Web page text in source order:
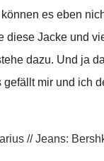
es eben
diese Jacke und
dazu. Und ja
gefällt mir und ich
// Jeans: